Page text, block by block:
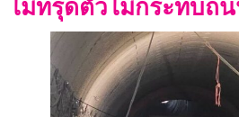
ไม่ทรุดตัวไม่กระทบถ